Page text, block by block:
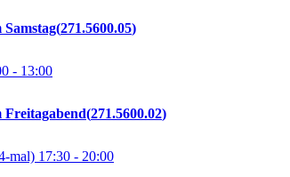
271.5600.05
- 13:00
Freitagabend 271.5600.02
mal) 17:30 - 20:00